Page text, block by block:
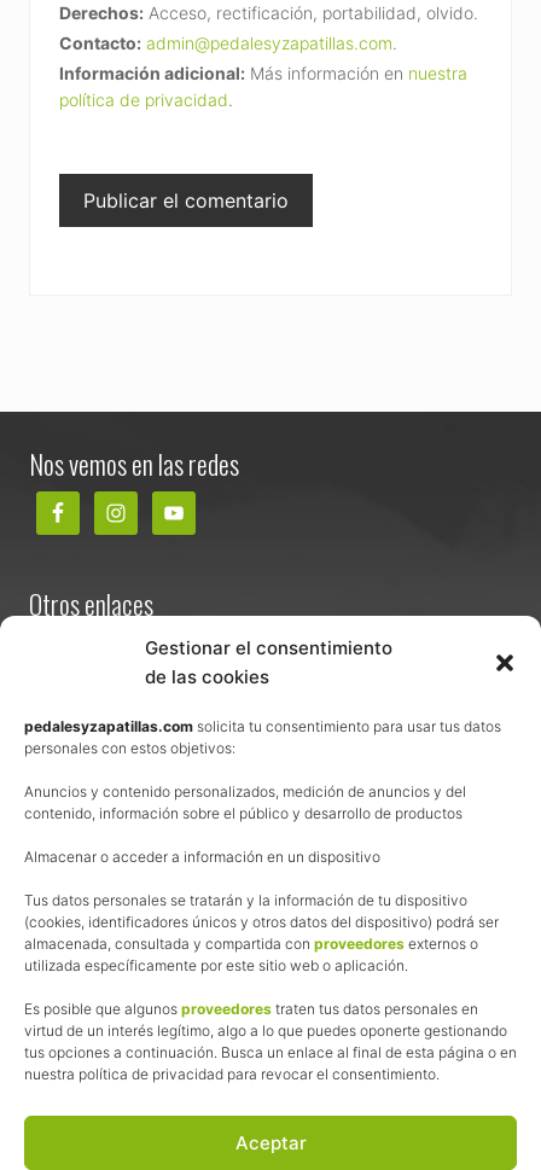
Gestionar el consentimiento
de las cookies
pedalesyzapatillas.com solicita tu consentimiento para usar tus datos
personales con estos objetivos:
Anuncios y contenido personalizados, medición de anuncios y del
contenido, información sobre el público y desarrollo de productos
Almacenar o acceder a información en un dispositivo
Tus datos personales se tratarán y la información de tu dispositivo
(cookies, identificadores únicos y otros datos del dispositivo) podrá ser
almacenada, consultada y compartida con proveedores externos o
utilizada específicamente por este sitio web o aplicación.
Es posible que algunos proveedores traten tus datos personales en
virtud de un interés legítimo, algo a lo que puedes oponerte gestionando
tus opciones a continuación. Busca un enlace al final de esta página o en
nuestra política de privacidad para revocar el consentimiento.
Aceptar
Derechos: Acceso, rectificación, portabilidad, olvido.
Contacto: admin@pedalesyzapatillas.com.
Información adicional: Más información en nuestra
política de privacidad.
Nos vemos en las redes
Otros enlaces
Términos y condiciones de venta
Política de privacidad
Política de cookies
Afiliación
La web de Pedalesyzapatillas utiliza programas de afiliación.
¿Qué significa esto?
Cuando recomiendo algún producto, pongo enlaces a tiendas
online que utilizo y, por cada compra que realizas, me llevo
una comisión sin que a ti te cueste más dinero.
Esas comisiones me permiten seguir manteniendo esta web,
las inscripciones a muchas de las marchas para después